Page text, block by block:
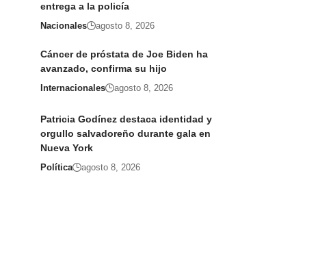
entrega a la policía
Nacionales agosto 8, 2026
Cáncer de próstata de Joe Biden ha
avanzado, confirma su hijo
Internacionales agosto 8, 2026
Patricia Godínez destaca identidad y
orgullo salvadoreño durante gala en
Nueva York
Política agosto 8, 2026